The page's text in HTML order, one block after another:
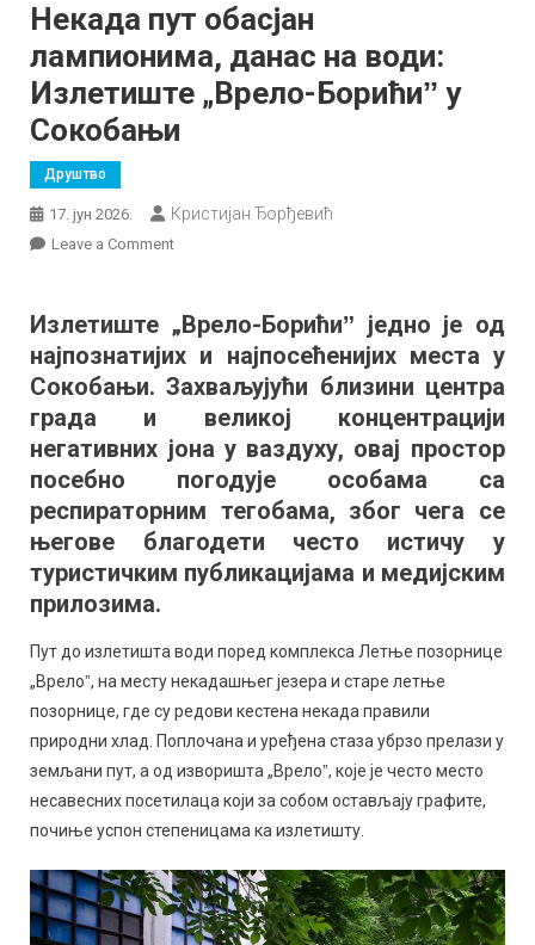
Некада пут обасјан
лампионима, данас на води:
Излетиште „Врело-Борићиˮ у
Сокобањи
Друштво
17. јун 2026. Кристијан Ђорђевић
Leave a Commenton
обасјан
лампионима,
данас
Излетиште
„Врело-
Борићиˮ
у
Сокобањи
Излетиште „Врело-Борићиˮ једно је од
најпознатијих и најпосећенијих места у
Сокобањи. Захваљујући близини центра
града и великој концентрацији
негативних јона у ваздуху, овај простор
посебно погодује особама са
респираторним тегобама, због чега се
његове благодети често истичу у
туристичким публикацијама и медијским
прилозима.
Пут до излетишта води поред комплекса Летње позорнице
„Врелоˮ, на месту некадашњег језера и старе летње
позорнице, где су редови кестена некада правили
природни хлад. Поплочана и уређена стаза убрзо прелази у
земљани пут, а од изворишта „Врелоˮ, које је често место
несавесних посетилаца који за собом остављају графите,
почиње успон степеницама ка излетишту.